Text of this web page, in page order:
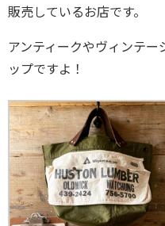
販売しているお店です。
アンティークやヴィンテ
ップですよ！